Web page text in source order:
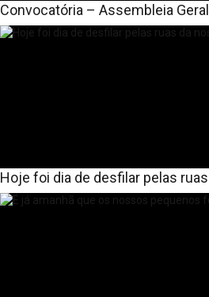
Convocatória – Assembleia
Hoje foi dia de desfilar pelas